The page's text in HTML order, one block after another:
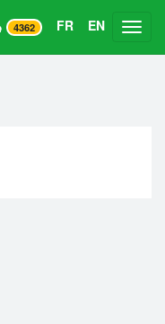
4362 FR EN